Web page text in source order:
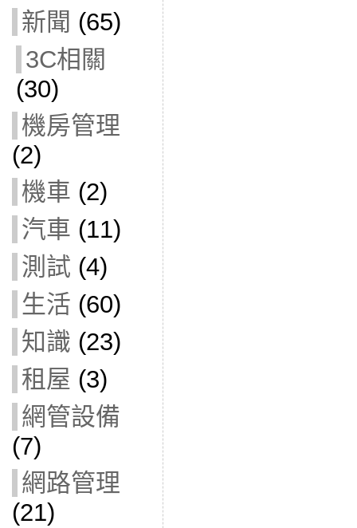
新聞 (65)
3C相關
(30)
機房管理
(2)
機車 (2)
汽車 (11)
測試 (4)
生活 (60)
知識 (23)
租屋 (3)
網管設備
(7)
網路管理
(21)